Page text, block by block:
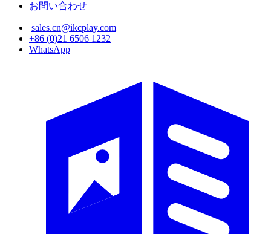
お問い合わせ
sales.cn@ikcplay.com
+86 (0)21 6506 1232
WhatsApp